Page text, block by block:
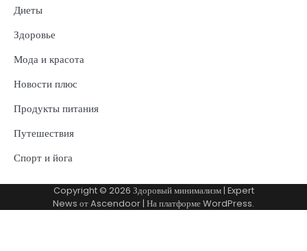
Диеты
Здоровье
Мода и красота
Новости плюс
Продукты питания
Путешествия
Спорт и йога
Copyright © 2026 Здоровый минимализм| Expert
News отAscendoor | На платформеWordPress.